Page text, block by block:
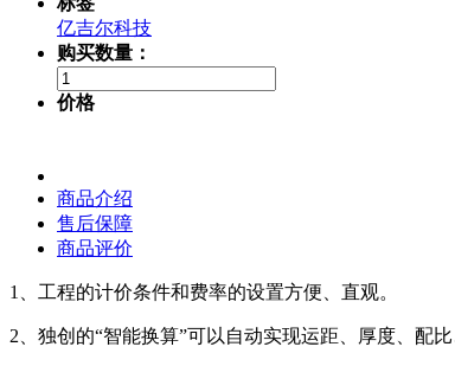
亿吉尔科技
购买数量：
价格
商品介绍
售后保障
商品评价
1、工程的计价条件和费率的设置方便、直观。
2、独创的“智能换算”可以自动实现运距、厚度、配